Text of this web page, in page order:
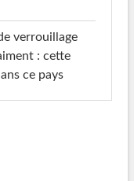
verrouillage
: cette
ce pays